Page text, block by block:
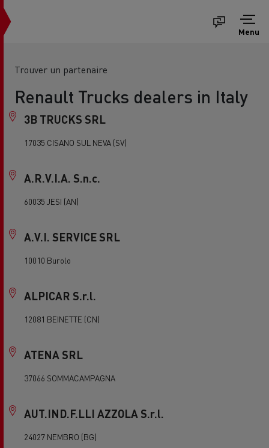
Menu
Trouver un partenaire
Renault Trucks dealers in Italy
3B TRUCKS SRL
17035 CISANO SUL NEVA (SV)
A.R.V.I.A. S.n.c.
60035 JESI (AN)
A.V.I. SERVICE SRL
10010 Burolo
ALPICAR S.r.l.
12081 BEINETTE (CN)
ATENA SRL
37066 SOMMACAMPAGNA
AUT.IND.F.LLI AZZOLA S.r.l.
24027 NEMBRO (BG)